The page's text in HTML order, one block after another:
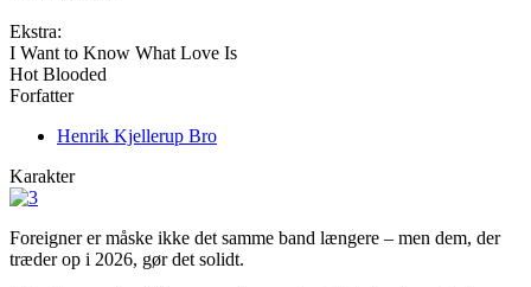
Ekstra:
I Want to Know What Love Is
Hot Blooded
Forfatter
Henrik Kjellerup Bro
Karakter
Foreigner er måske ikke det samme band længere – men dem, der
træder op i 2026, gør det solidt.